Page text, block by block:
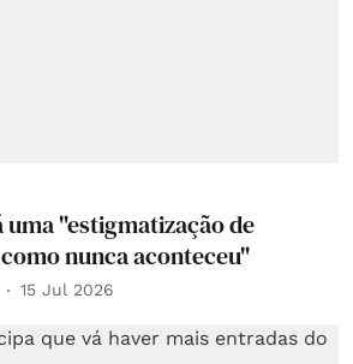
uma "estigmatização de
nunca aconteceu"
15 Jul 2026